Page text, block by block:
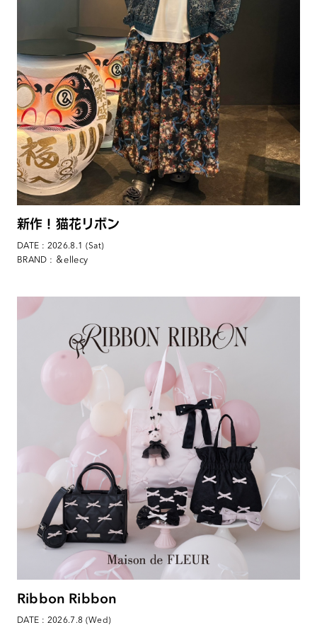
新作！猫花リボン
DATE : 2026.8.1 (Sat)
BRAND : ＆ellecy
Ribbon Ribbon
DATE : 2026.7.8 (Wed)